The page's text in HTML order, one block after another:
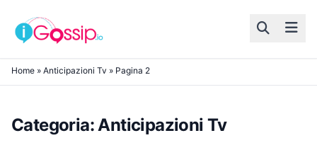
Skip to content
Home » Anticipazioni Tv » Pagina 2
Categoria:Anticipazioni Tv